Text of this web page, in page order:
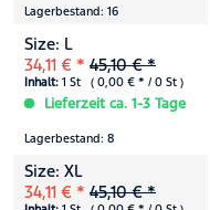
Lagerbestand: 16
Size: L
34,11 € * 45,10 € *
Inhalt: 1 St ( 0,00 € * / 0 St )
Lieferzeit ca. 1-3 Tage
Lagerbestand: 8
Size: XL
34,11 € * 45,10 € *